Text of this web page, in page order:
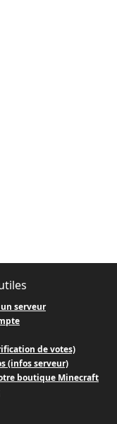
serveur
de votes)
(infos serveur)
boutique Minecraft